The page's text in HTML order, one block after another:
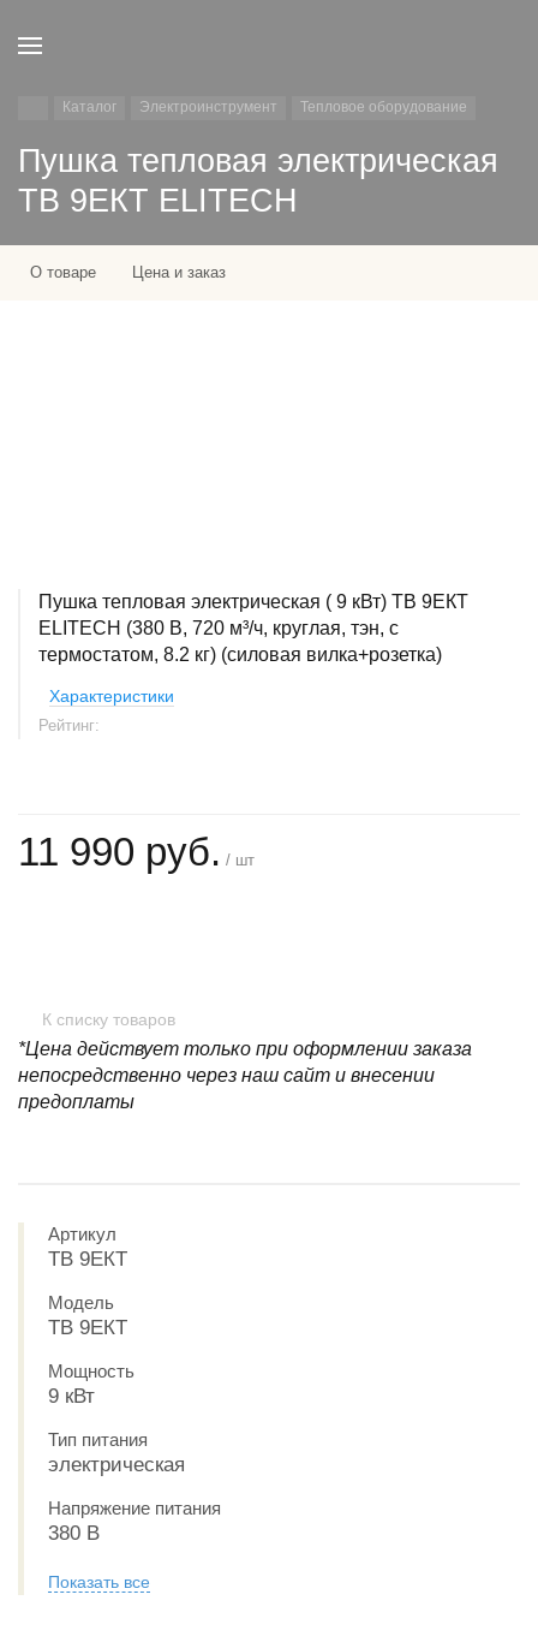
Каталог Электроинструмент Тепловое оборудование
Пушка тепловая электрическая
ТВ 9ЕКТ ELITECH
О товаре Цена и заказ
Пушка тепловая электрическая ( 9 кВт) ТВ 9ЕКТ
ELITECH (380 В, 720 м³/ч, круглая, тэн, с
термостатом, 8.2 кг) (силовая вилка+розетка)
Характеристики
Рейтинг:
11 990 руб. / шт
К списку товаров
*Цена действует только при оформлении заказа
непосредственно через наш сайт и внесении
предоплаты
Артикул
ТВ 9ЕКТ
Модель
ТВ 9ЕКТ
Мощность
9 кВт
Тип питания
электрическая
Напряжение питания
380 В
Показать все